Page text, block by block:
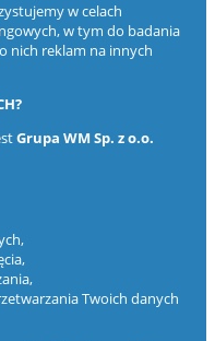
w celach
w tym do badania
nich reklam na innych
Grupa WM Sp. z o.o.
Twoich danych